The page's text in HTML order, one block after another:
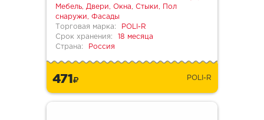
Мебель, Двери, Окна, Стыки, Пол
снаружи, Фасады
Торговая марка:
POLI-R
Срок хранения:
18 месяца
Страна:
Россия
471 POLI-R